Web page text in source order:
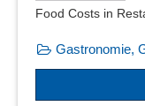
Food Costs in
Gastronomie,